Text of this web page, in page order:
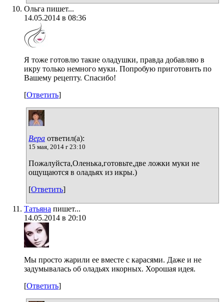
Ольга пишет...
14.05.2014 в 08:36
Я тоже готовлю такие оладушки, правда добавляю в
икру только немного муки. Попробую приготовить по
Вашему рецепту. Спасибо!
[Ответить]
Вера ответил(а):
15 мая, 2014 г 23:10
Пожалуйста,Оленька,готовьте,две ложки муки не
ощущаются в оладьях из икры.)
[Ответить]
Татьяна пишет...
14.05.2014 в 20:10
Мы просто жарили ее вместе с карасями. Даже и не
задумывалась об оладьях икорных. Хорошая идея.
[Ответить]